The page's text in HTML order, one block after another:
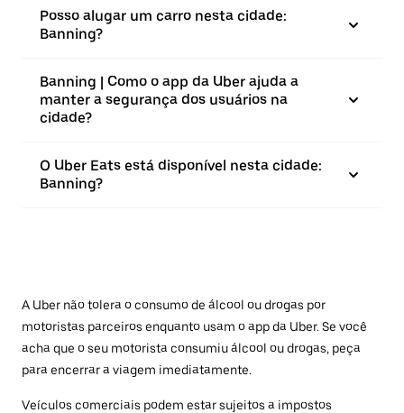
Posso alugar um carro nesta cidade:
Banning?
Banning | Como o app da Uber ajuda a
manter a segurança dos usuários na
cidade?
O Uber Eats está disponível nesta cidade:
Banning?
A Uber não tolera o consumo de álcool ou drogas por
motoristas parceiros enquanto usam o app da Uber. Se você
acha que o seu motorista consumiu álcool ou drogas, peça
para encerrar a viagem imediatamente.
Veículos comerciais podem estar sujeitos a impostos